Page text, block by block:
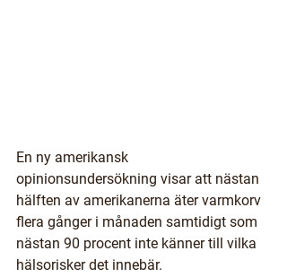
En ny amerikansk
opinionsundersökning visar att nästan
hälften av amerikanerna äter varmkorv
flera gånger i månaden samtidigt som
nästan 90 procent inte känner till vilka
hälsorisker det innebär.